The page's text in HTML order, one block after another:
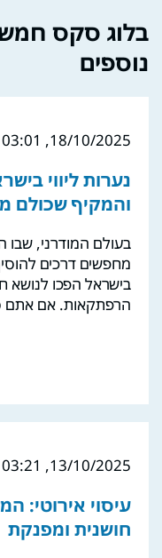
בלוג סקס
נוספים
18/10/2025, 03:01
נערות ליווי
והמקיף שכולם
בעולם המודרני, שבו
מחפשים דרכים
בישראל הפכו לנושא
הרפתקאות. אם
13/10/2025, 03:21
עיסוי אירוטי:
חושנית ומפנקת